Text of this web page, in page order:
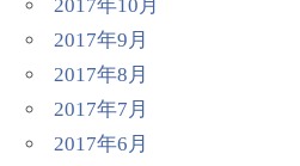
2017年10月
2017年9月
2017年8月
2017年7月
2017年6月